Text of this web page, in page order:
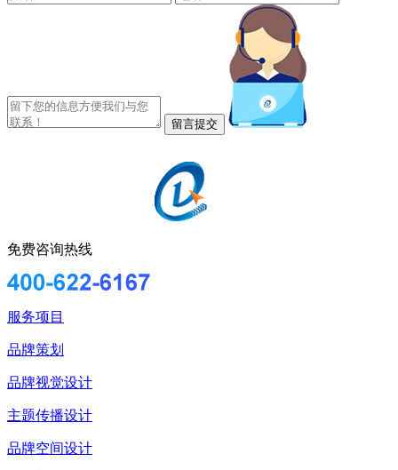
免费咨询热线
服务项目
品牌策划
品牌视觉设计
主题传播设计
品牌空间设计